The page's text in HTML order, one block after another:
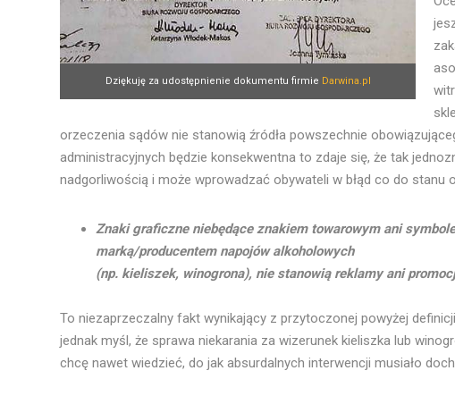
Dziękuję za udostępnienie dokumentu firmie Darwina.pl
orzeczenia sądów nie stanowią źródła powszechnie
administracyjnych będzie konsekwentna to zdaje się, że tak
nadgorliwością i może wprowadzać obywateli w błąd co do stanu
Znaki graficzne niebędące znakiem towarowym ani
marką/producentem napojów alkoholowych
(np. kieliszek, winogrona), nie stanowią reklamy ani
To niezaprzeczalny fakt wynikający z przytoczonej powyżej
jednak myśl, że sprawa niekarania za wizerunek kieliszka lub
chcę nawet wiedzieć, do jak absurdalnych interwencji musiało